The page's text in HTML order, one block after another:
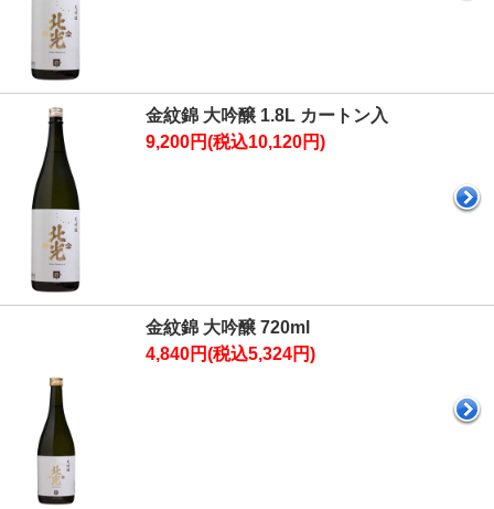
金紋錦 大吟醸 1.8L カートン入
9,200円(税込10,120円)
金紋錦 大吟醸 720ml
4,840円(税込5,324円)